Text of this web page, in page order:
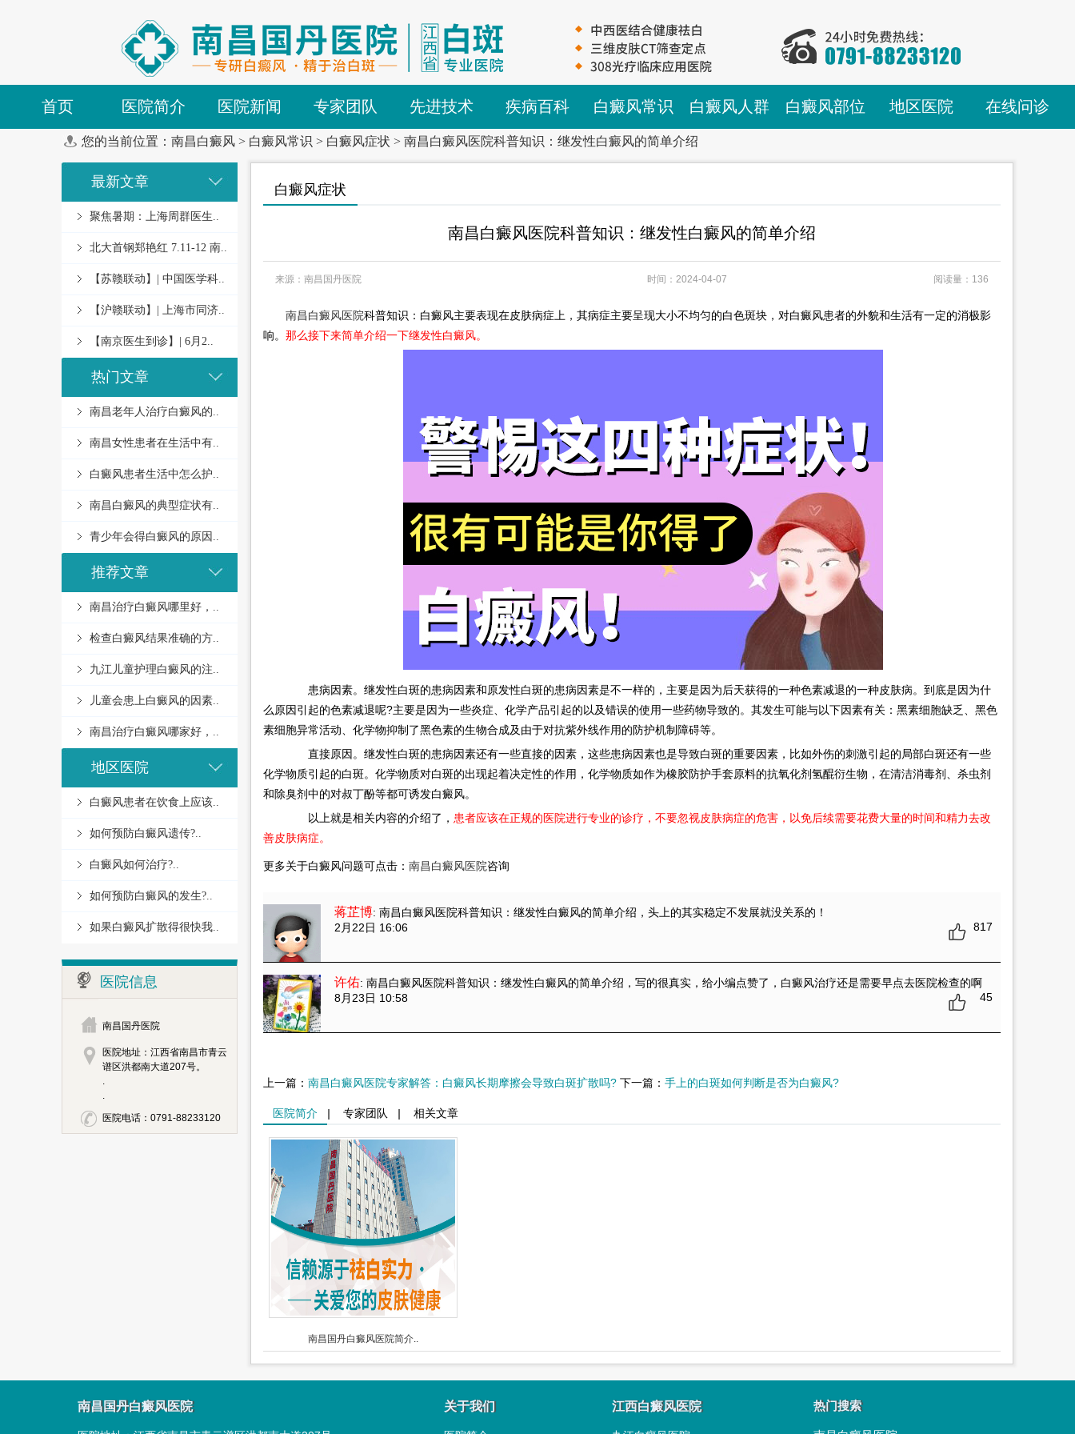
首页 医院简介 医院新闻 专家团队 先进技术 疾病百科 白癜风常识 白癜风人群 白癜风部位 地区医院 在线问诊
您的当前位置： 南昌白癜风 > 白癜风常识 > 白癜风症状 > 南昌白癜风医院科普知识：继发性白癜风的简单介绍
最新文章
聚焦暑期：上海周群医生..
北大首钢郑艳红 7.11-12 南..
【苏赣联动】| 中国医学科..
【沪赣联动】| 上海市同济..
【南京医生到诊】| 6月2..
热门文章
南昌老年人治疗白癜风的..
南昌女性患者在生活中有..
白癜风患者生活中怎么护..
南昌白癜风的典型症状有..
青少年会得白癜风的原因..
推荐文章
南昌治疗白癜风哪里好，..
检查白癜风结果准确的方..
九江儿童护理白癜风的注..
儿童会患上白癜风的因素..
南昌治疗白癜风哪家好，..
地区医院
白癜风患者在饮食上应该..
如何预防白癜风遗传?..
白癜风如何治疗?..
如何预防白癜风的发生?..
如果白癜风扩散得很快我..
医院信息
南昌国丹医院
医院地址：江西省南昌市青云
谱区洪都南大道207号。
.
.
医院电话：0791-88233120
白癜风症状
南昌白癜风医院科普知识：继发性白癜风的简单介绍
来源：南昌国丹医院 时间：2024-04-07 阅读量：136
南昌白癜风医院科普知识：白癜风主要表现在皮肤病症上，其病症主要呈现大小不均匀的白色斑块，对白癜风患者的外貌和生活有一定的消极影
响。 那么接下来简单介绍一下继发性白癜风。
患病因素。继发性白斑的患病因素和原发性白斑的患病因素是不一样的，主要是因为后天获得的一种色素减退的一种皮肤病。到底是因为什
么原因引起的色素减退呢?主要是因为一些炎症、化学产品引起的以及错误的使用一些药物导致的。其发生可能与以下因素有关：黑素细胞缺乏、黑色
素细胞异常活动、化学物抑制了黑色素的生物合成及由于对抗紫外线作用的防护机制障碍等。
直接原因。继发性白斑的患病因素还有一些直接的因素，这些患病因素也是导致白斑的重要因素，比如外伤的刺激引起的局部白斑还有一些
化学物质引起的白斑。化学物质对白斑的出现起着决定性的作用，化学物质如作为橡胶防护手套原料的抗氧化剂氢醌衍生物，在清洁消毒剂、杀虫剂
和除臭剂中的对叔丁酚等都可诱发白癜风。
以上就是相关内容的介绍了， 患者应该在正规的医院进行专业的诊疗，不要忽视皮肤病症的危害，以免后续需要花费大量的时间和精力去改
善皮肤病症。
更多关于白癜风问题可点击： 南昌白癜风医院咨询
蒋芷博: 南昌白癜风医院科普知识：继发性白癜风的简单介绍 ，头上的其实稳定不发展就没关系的！
2月22日 16:06
817
许佑: 南昌白癜风医院科普知识：继发性白癜风的简单介绍 ，写的很真实，给小编点赞了，白癜风治疗还是需要早点去医院检查的啊
8月23日 10:58
45
上一篇： 南昌白癜风医院专家解答：白癜风长期摩擦会导致白斑扩散吗?下一篇： 手上的白斑如何判断是否为白癜风?
医院简介 | 专家团队 | 相关文章
南昌国丹白癜风医院简介..
南昌国丹白癜风医院 关于我们 江西白癜风医院 热门搜索